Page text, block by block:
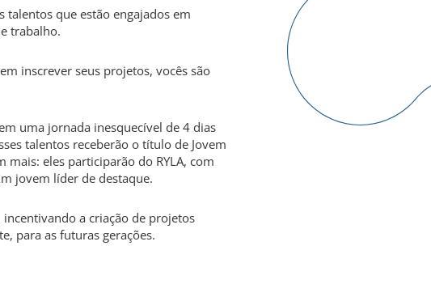
talentos que estão engajados em
trabalho.
inscrever seus projetos, vocês são
uma jornada inesquecível de 4 dias
talentos receberão o título de Jovem
eles participarão do RYLA, com
jovem líder de destaque.
a criação de projetos
para as futuras gerações.